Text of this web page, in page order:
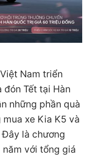
Nam triển
đón Tết tại Hàn
những phần quà
xe Kia K5 và
là chương
với tổng giá